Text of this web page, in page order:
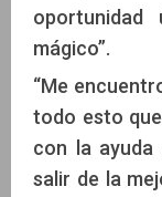
mágico”.
“Me
todo esto
con la
salir de la